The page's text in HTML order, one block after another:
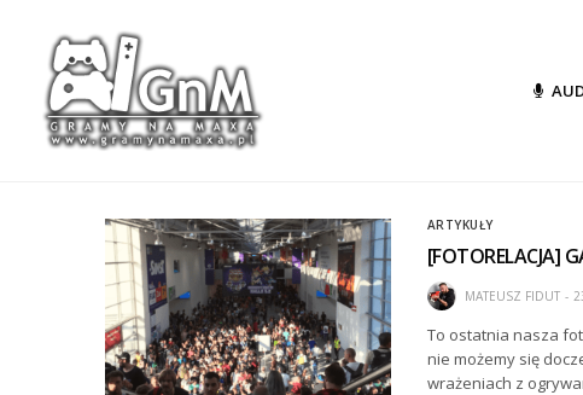
ARTYKUŁY
[FOTORELACJA]
MATEUSZ FIDUT
To ostatnia nasza
nie możemy się
wrażeniach z